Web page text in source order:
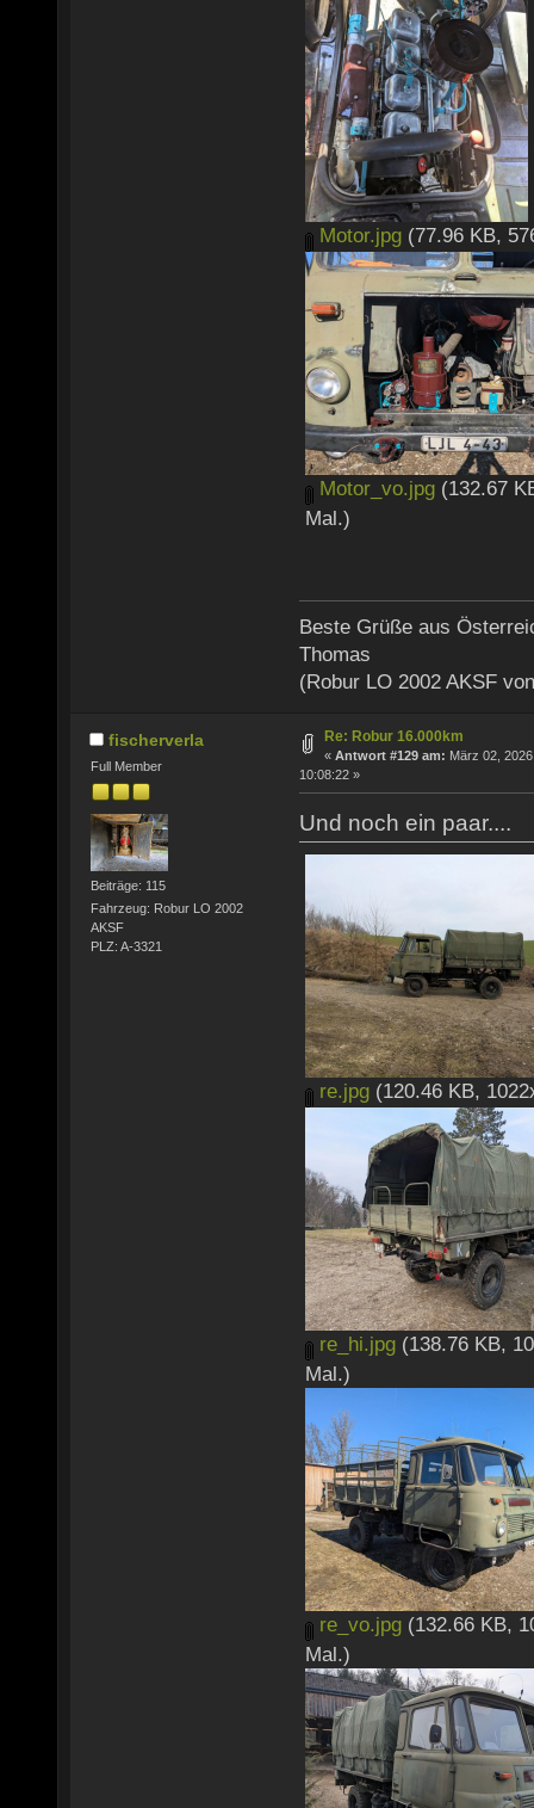
Motor.jpg (77.96 KB,
Motor_vo.jpg (132.67
Mal.)
Beste Grüße aus
Thomas
(Robur LO 2002 AKSF
fischerverla
Full Member
Beiträge: 115
Fahrzeug: Robur LO 2002
AKSF
PLZ: A-3321
Re: Robur 16.000km
« Antwort #129 am: März 02,
10:08:22 »
Und noch ein paar....
re.jpg (120.46 KB,
re_hi.jpg (138.76 KB,
Mal.)
re_vo.jpg (132.66 KB,
Mal.)